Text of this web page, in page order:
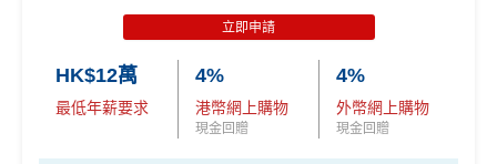
合資格客戶於發卡後首60天內於以下四大類別簽賬，
指定類別包括：
「八達通自動增值」服務
推廣期：2026年7月16日至7月31日23:59
經里先生申請恒生MMPOWER World Mastercard
全新信用卡客戶*批卡後30日內簽夠HK$100，
送額外1,000里賞金/HK$1,000🍎Apple Gift Car
立即申請
HK$12萬
最低年薪要求
4%
港幣網上購物
現金回贈
4%
外幣網上購物
現金回贈